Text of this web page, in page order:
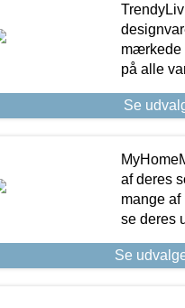
mærkede
på alle
Se
af deres
mange af
se deres
Se